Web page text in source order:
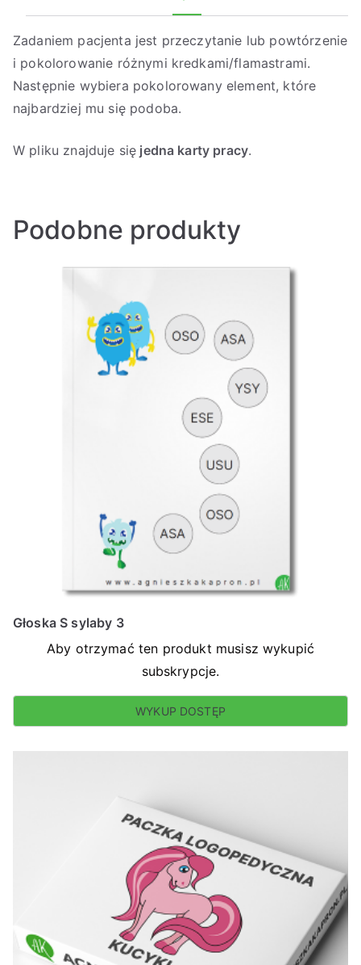
Zadaniem pacjenta jest przeczytanie lub powtórzenie
i pokolorowanie różnymi kredkami/flamastrami.
Następnie wybiera pokolorowany element, które
najbardziej mu się podoba.
W pliku znajduje się jedna karty pracy.
Podobne produkty
Głoska S sylaby 3
Aby otrzymać ten produkt musisz wykupić
subskrypcje.
WYKUP DOSTĘP